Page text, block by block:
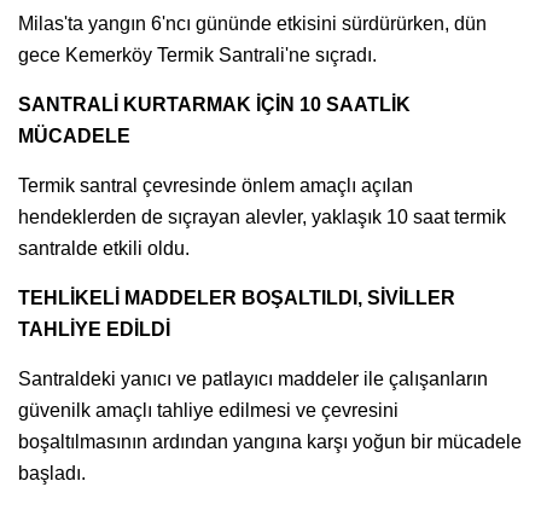
Milas'ta yangın 6'ncı gününde etkisini sürdürürken, dün
gece Kemerköy Termik Santrali'ne sıçradı.
SANTRALİ KURTARMAK İÇİN 10 SAATLİK
MÜCADELE
Termik santral çevresinde önlem amaçlı açılan
hendeklerden de sıçrayan alevler, yaklaşık 10 saat termik
santralde etkili oldu.
TEHLİKELİ MADDELER BOŞALTILDI, SİVİLLER
TAHLİYE EDİLDİ
Santraldeki yanıcı ve patlayıcı maddeler ile çalışanların
güvenilk amaçlı tahliye edilmesi ve çevresini
boşaltılmasının ardından yangına karşı yoğun bir mücadele
başladı.